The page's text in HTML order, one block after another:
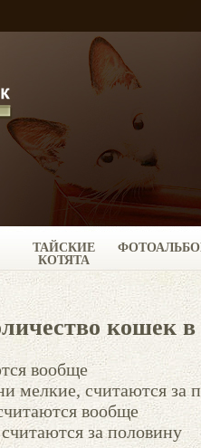
ТАЙСКИЕ
КОТЯТА
кошек в
вообще
мелкие, считаются за
вообще
за половину